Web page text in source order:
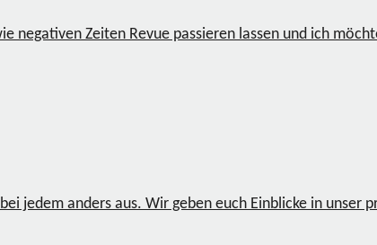
negativen Zeiten Revue passieren lassen und ich
jedem anders aus. Wir geben euch Einblicke in unser